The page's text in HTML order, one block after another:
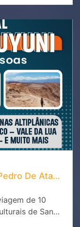
sem custo
De Atacama
de 10
de San